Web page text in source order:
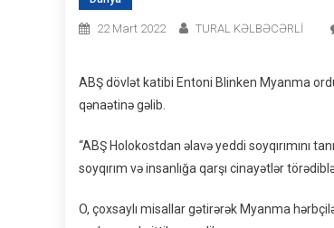
22 Mart 2022 TURAL KƏLBƏCƏRLİ
ABŞ dövlət katibi Entoni Blinken Myanma
qənaətinə gəlib.
“ABŞ Holokostdan əlavə yeddi soyqırımını
soyqırım və insanlığa qarşı cinayətlər
O, çoxsaylı misallar gətirərək Myanma